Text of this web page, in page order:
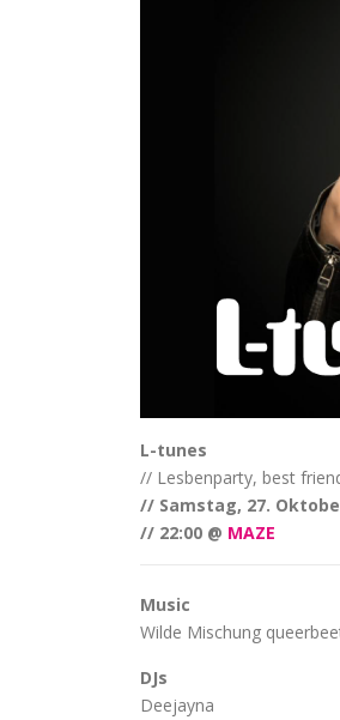
L-tunes
// Lesbenparty, best
// Samstag, 27.
// 22:00 @ MAZE
Music
Wilde Mischung
DJs
Deejayna